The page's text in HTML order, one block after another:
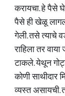
करायचा. हे पैसे
पैसे ही खेळू
गेली. तसे त्याचे
राहिला तर
टाकले. येथून
कोणी साथीदार
व्यस्त असायची.